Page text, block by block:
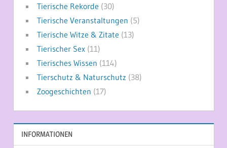
Tierische Rekorde (30)
Tierische Veranstaltungen (5)
Tierische Witze & Zitate (13)
Tierischer Sex(11)
Tierisches Wissen (114)
Tierschutz & Naturschutz (38)
Zoogeschichten (17)
INFORMATIONEN